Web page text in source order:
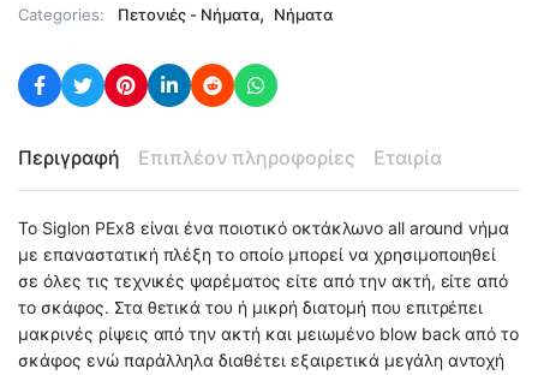
Categories: Πετονιές - Νήματα, Νήματα
Περιγραφή Επιπλέον πληροφορίες Εταιρία
Το Siglon PEx8 είναι ένα ποιοτικό οκτάκλωνο all around νήμα
με επαναστατική πλέξη το οποίο μπορεί να χρησιμοποιηθεί
σε όλες τις τεχνικές ψαρέματος είτε από την ακτή, είτε από
το σκάφος. Στα θετικά του ή μικρή διατομή που επιτρέπει
μακρινές ρίψεις από την ακτή και μειωμένο blow back από το
σκάφος ενώ παράλληλα διαθέτει εξαιρετικά μεγάλη αντοχή